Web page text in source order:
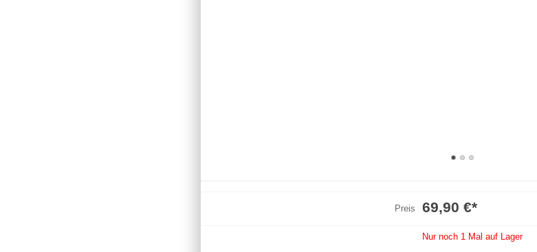
Preis 69,90 €*
Nur noch 1 Mal auf Lager